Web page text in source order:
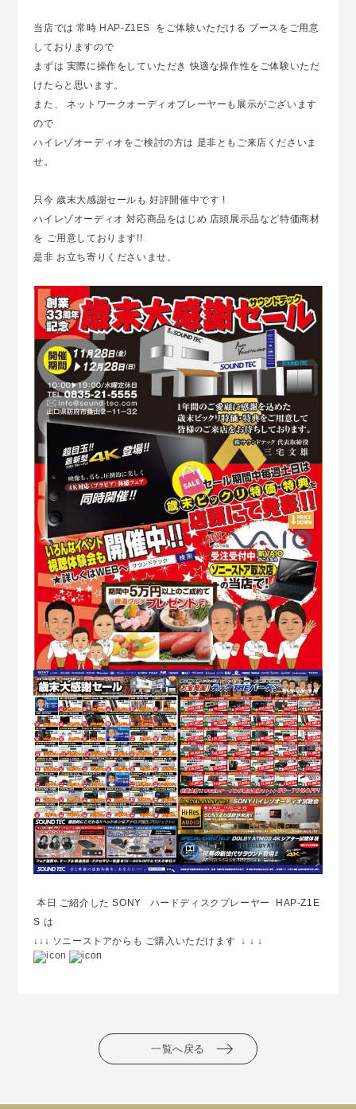
当店では 常時 HAP-Z1ES をご体験いただける ブースをご用意
しておりますので
まずは 実際に操作をしていただき 快適な操作性をご体験いただ
けたらと思います。
また、 ネットワークオーディオプレーヤーも展示がございます
ので
ハイレゾオーディオをご検討の方は 是非ともご来店くださいま
せ。
只今 歳末大感謝セールも 好評開催中です !
ハイレゾオーディオ 対応商品をはじめ 店頭展示品など特価商材
を ご用意しております!!
是非 お立ち寄りくださいませ。
本日 ご紹介した SONY ハードディスクプレーヤー HAP-Z1E
S は
↓↓↓ ソニーストアからも ご購入いただけます ↓ ↓ ↓
一覧へ戻る